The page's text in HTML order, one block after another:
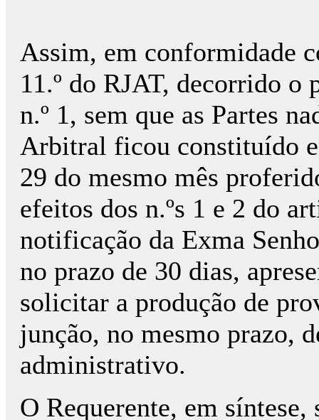
Assim, em conformidade
11.º do RJAT, decorrido o
n.º 1, sem que as Partes
Arbitral ficou constituído
29 do mesmo mês
efeitos dos n.ºs 1 e 2 do
notificação da Exma
no prazo de 30 dias,
solicitar a produção de
junção, no mesmo prazo,
administrativo.
O Requerente, em